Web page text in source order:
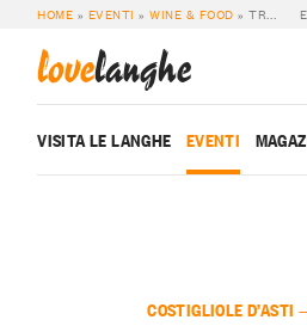
HOME » EVENTI »WINE & FOOD »TRA I FILARI CON I PRODUTTORI: RINTOCCHI ANTICHI
lovelanghe
VISITA LE LANGHE EVENTI
COSTIGLIOLE D’ASTI